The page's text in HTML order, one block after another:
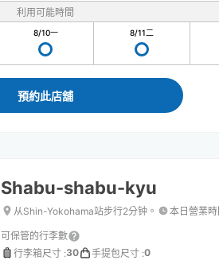
利用可能時間
8/10一 8/11二
預約此店舖
Shabu-shabu-kyu
从Shin-Yokohama站步行2分钟。 本日營業時
可保管的行李數
行李箱尺寸 :30 手提包尺寸 :0